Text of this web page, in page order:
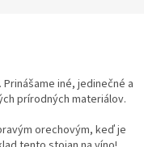
iné, jedinečné a
prírodných materiálov.
orechovým, keď je